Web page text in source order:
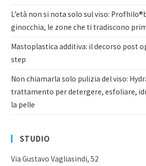
L’età non si nota solo sul viso:
ginocchia, le zone che ti tradiscono
Mastoplastica additiva: il decorso post
step
Non chiamarla solo pulizia del viso:
trattamento per detergere, esfoliare,
la pelle
STUDIO
Via Gustavo Vagliasindi, 52